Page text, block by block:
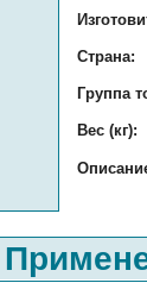
Страна:
Группа
Вес (кг):